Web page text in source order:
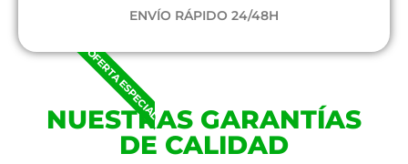
ENVÍO RÁPIDO 24/48H
OFERTA ESPECIAL
NUESTRAS GARANTÍAS
DE CALIDAD